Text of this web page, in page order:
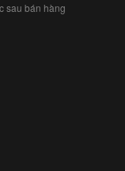
sau bán hàng